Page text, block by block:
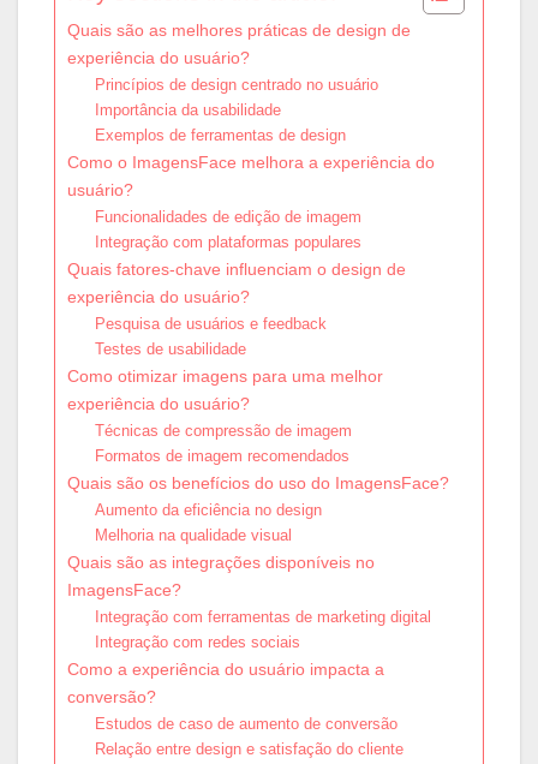
Quais são as melhores práticas de design de
experiência do usuário?
Princípios de design centrado no usuário
Importância da usabilidade
Exemplos de ferramentas de design
Como o ImagensFace melhora a experiência do
usuário?
Funcionalidades de edição de imagem
Integração com plataformas populares
Quais fatores-chave influenciam o design de
experiência do usuário?
Pesquisa de usuários e feedback
Testes de usabilidade
Como otimizar imagens para uma melhor
experiência do usuário?
Técnicas de compressão de imagem
Formatos de imagem recomendados
Quais são os benefícios do uso do ImagensFace?
Aumento da eficiência no design
Melhoria na qualidade visual
Quais são as integrações disponíveis no
ImagensFace?
Integração com ferramentas de marketing digital
Integração com redes sociais
Como a experiência do usuário impacta a
conversão?
Estudos de caso de aumento de conversão
Relação entre design e satisfação do cliente